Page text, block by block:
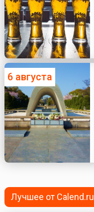
6 августа
Лучшее от Calend.ru